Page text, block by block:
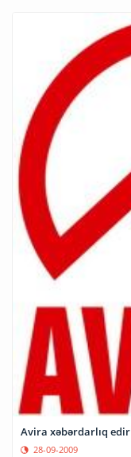
Avira xəbərdarlıq edir
28-09-2009